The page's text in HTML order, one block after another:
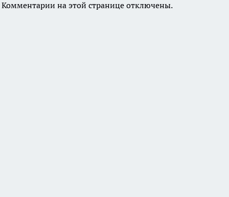
Комментарии на этой странице отключены.